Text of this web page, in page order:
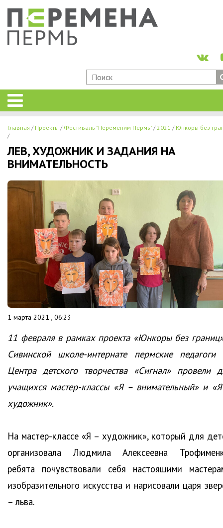
Главная Проекты Фестиваль "Переменим Пермь" 2021 Юнкоры без
ЛЕВ, ХУДОЖНИК И ЗАДАНИЯ НА
ВНИМАТЕЛЬНОСТЬ
1 марта 2021 , 06:23
11 февраля в рамках проекта «Юнкоры без
Сивинской школе-интернате пермские педагоги
Центра детского творчества «Сигнал» провели
учащихся мастер-классы «Я – внимательный» и
художник».
На мастер-классе «Я – художник», который для
организовала Людмила Алексеевна
ребята почувствовали себя настоящими
изобразительного искусства и нарисовали царя
– льва.